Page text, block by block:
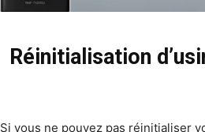
Réinitialisation
Si vous ne pouvez pas réinitialiser